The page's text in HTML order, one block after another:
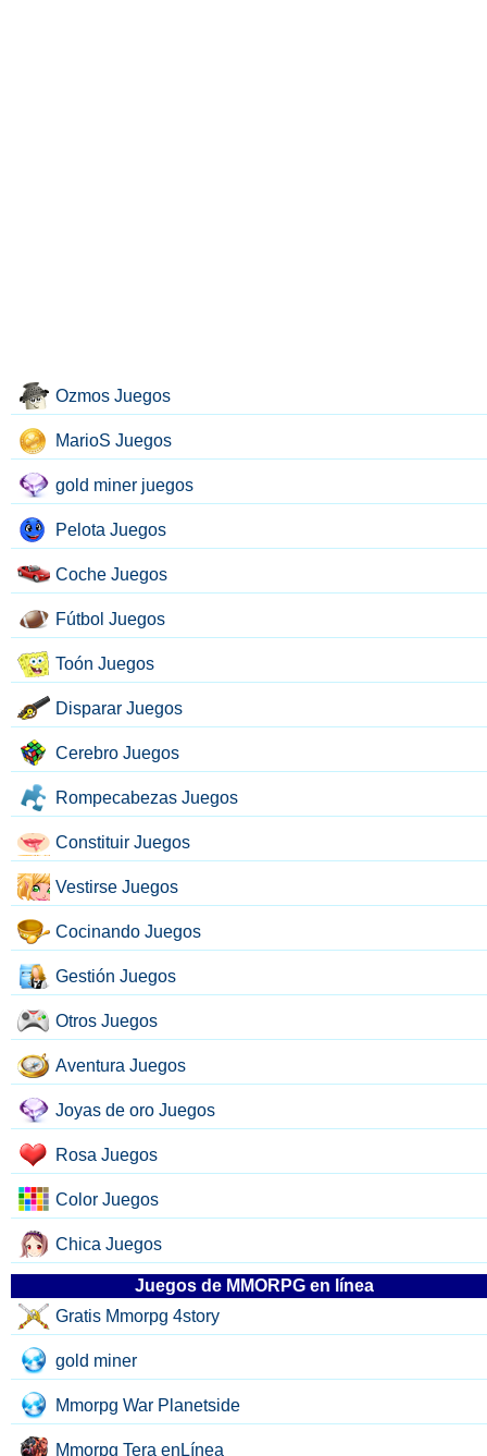
Ozmos Juegos
MarioS Juegos
gold miner juegos
Pelota Juegos
Coche Juegos
Fútbol Juegos
Toón Juegos
Disparar Juegos
Cerebro Juegos
Rompecabezas Juegos
Constituir Juegos
Vestirse Juegos
Cocinando Juegos
Gestión Juegos
Otros Juegos
Aventura Juegos
Joyas de oro Juegos
Rosa Juegos
Color Juegos
Chica Juegos
Juegos de MMORPG en línea
Gratis Mmorpg 4story
gold miner
Mmorpg War Planetside
Mmorpg Tera enLínea